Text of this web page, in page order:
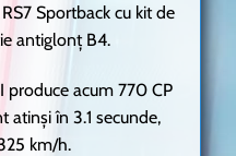
Sportback cu kit de
antiglonț B4.
acum 770 CP
atinși în 3.1 secunde,
km/h.